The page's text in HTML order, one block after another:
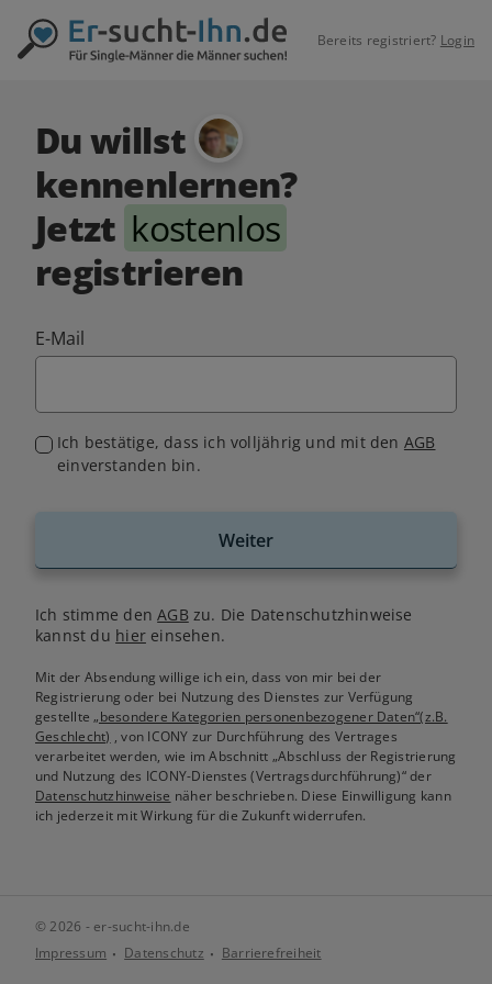
Bereits registriert? Login
Du willst
kennenlernen?
Jetzt kostenlos
registrieren
E-Mail
Ich bestätige, dass ich volljährig und mit den AGB
einverstanden bin.
Weiter
Ich stimme denAGB zu. Die Datenschutzhinweise
kannst du hiereinsehen.
Mit der Absendung willige ich ein, dass von mir bei der
Registrierung oder bei Nutzung des Dienstes zur Verfügung
gestellte„besondere Kategorien personenbezogener Daten“(z.B.
Geschlecht) , von ICONY zur Durchführung des Vertrages
verarbeitet werden, wie im Abschnitt „Abschluss der Registrierung
und Nutzung des ICONY-Dienstes (Vertragsdurchführung)“ der
Datenschutzhinweise näher beschrieben. Diese Einwilligung kann
ich jederzeit mit Wirkung für die Zukunft widerrufen.
© 2026 - er-sucht-ihn.de
Impressum
Datenschutz Barrierefreiheit